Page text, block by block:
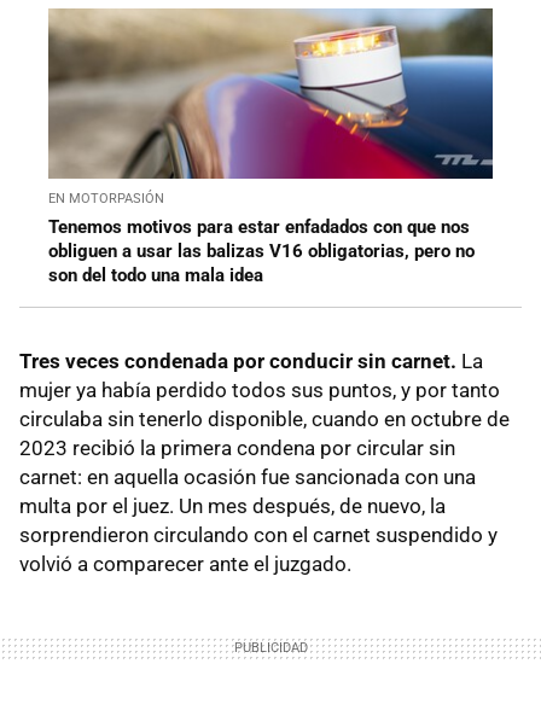
EN MOTORPASIÓN
Tenemos motivos para estar enfadados con que nos
obliguen a usar las balizas V16 obligatorias, pero no
son del todo una mala idea
Tres veces condenada por conducir sin carnet. La
mujer ya había perdido todos sus puntos, y por tanto
circulaba sin tenerlo disponible, cuando en octubre de
2023 recibió la primera condena por circular sin
carnet: en aquella ocasión fue sancionada con una
multa por el juez. Un mes después, de nuevo, la
sorprendieron circulando con el carnet suspendido y
volvió a comparecer ante el juzgado.